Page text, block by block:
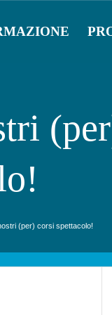
(per) corsi spettacolo!